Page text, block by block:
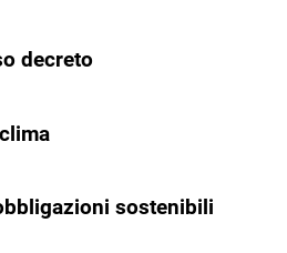
decreto
sostenibili